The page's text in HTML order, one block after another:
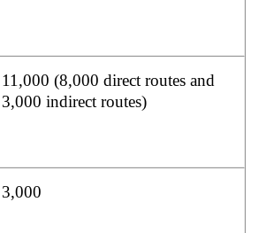
11,000 (8,000 direct routes and
3,000 indirect routes)
3,000